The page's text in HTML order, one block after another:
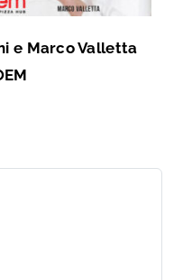
e Marco Valletta